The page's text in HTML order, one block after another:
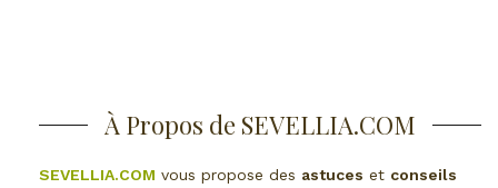
À Propos de SEVELLIA.COM
SEVELLIA.COM vous propose des astuces et conseils